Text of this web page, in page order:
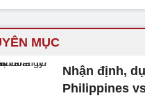
MỤC
Nhận định,
Philippines